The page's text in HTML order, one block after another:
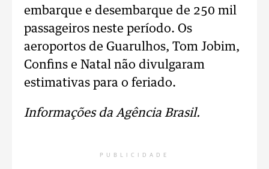
embarque e desembarque de 250 mil
passageiros neste período. Os
aeroportos de Guarulhos, Tom Jobim,
Confins e Natal não divulgaram
estimativas para o feriado.
Informações da Agência Brasil.
PUBLICIDADE